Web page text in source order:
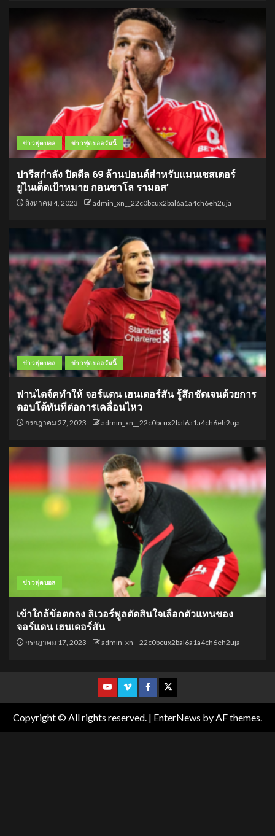
ข่าวฟุตบอล ข่าวฟุตบอลวันนี้
ปารีสกำลัง ปิดดีล 69 ล้านปอนด์สำหรับแมนเชสเตอร์
ยูไนเต็ดเป้าหมาย กอนซาโล รามอส’
สิงหาคม 4, 2023 admin_xn__22c0bcux2bal6a1a4ch6eh2uja
ข่าวฟุตบอล ข่าวฟุตบอลวันนี้
ฟานไดจ์คทำให้ จอร์แดน เฮนเดอร์สัน รู้สึกชัดเจนด้วยการ
ตอบโต้ทันทีต่อการเคลื่อนไหว
กรกฎาคม 27, 2023 admin_xn__22c0bcux2bal6a1a4ch6eh2uja
ข่าวฟุตบอล
เข้าใกล้ข้อตกลง ลิเวอร์พูลตัดสินใจเลือกตัวแทนของ
จอร์แดน เฮนเดอร์สัน
กรกฎาคม 17, 2023 admin_xn__22c0bcux2bal6a1a4ch6eh2uja
Copyright © All rights reserved. | EnterNews by AF themes.